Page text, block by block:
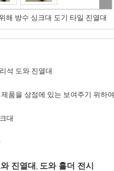
해 방수 싱크대 도기 타일 진열대
석 도와 진열대
제품을 상점에 있는 보여주기 위하여
대
진열대 , 도와 홀더 전시